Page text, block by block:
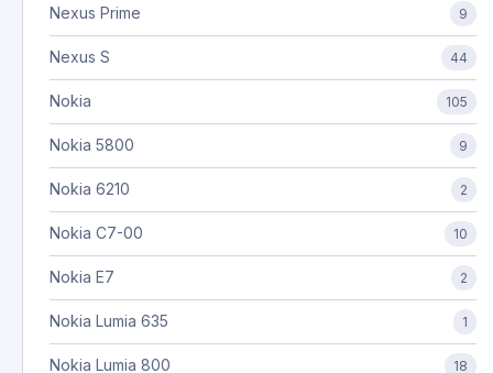
Nexus Prime 9
Nexus S 44
Nokia 105
Nokia 5800 9
Nokia 6210 2
Nokia C7-00 10
Nokia E7 2
Nokia Lumia 635 1
Nokia Lumia 800 18